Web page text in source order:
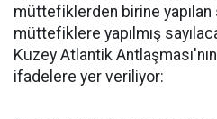
müttefiklerden birine yapılan
müttefiklere yapılmış
Kuzey Atlantik
ifadelere yer veriliyor: